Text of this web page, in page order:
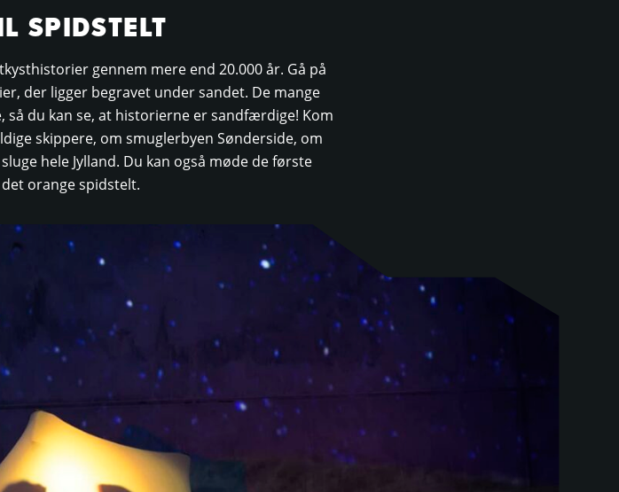
SPIDSTELT
gennem mere end 20.000 år. Gå på
der ligger begravet under sandet. De mange
du kan se, at historierne er sandfærdige! Kom
skippere, om smuglerbyen Sønderside, om
hele Jylland. Du kan også møde de første
orange spidstelt.